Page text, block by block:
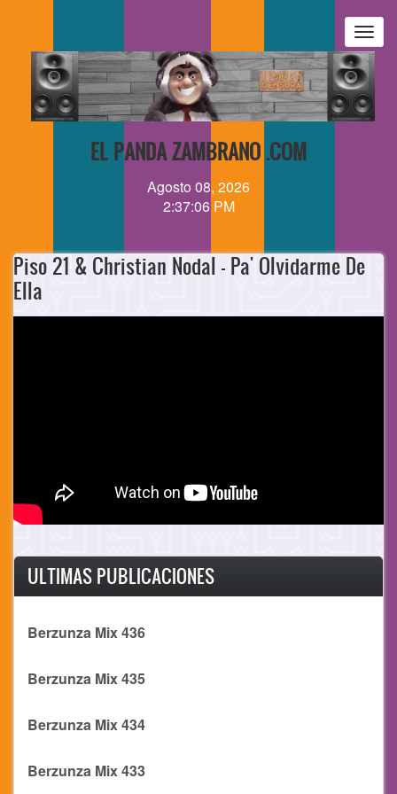
contenido
principal
EL PANDA ZAMBRANO .COM
Agosto 08, 2026
2:37:06 PM
Piso 21 & Christian Nodal - Pa' Olvidarme De
Ella
ULTIMAS PUBLICACIONES
Berzunza Mix 436
Berzunza Mix 435
Berzunza Mix 434
Berzunza Mix 433